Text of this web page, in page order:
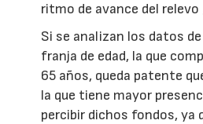
ritmo de avance del
Si se analizan los datos
franja de edad, la que
65 años, queda patente
la que tiene mayor
percibir dichos fondos, ya